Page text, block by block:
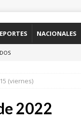
NACIONALES
15 (viernes)
2022